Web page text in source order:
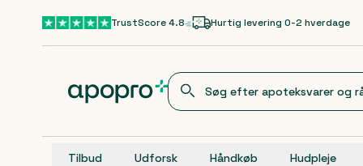
Gå til hovedindholdTrustScore 4.8 Hurtig levering 0-2 hverdage
Tilbud Udforsk Håndkøb Hudpleje